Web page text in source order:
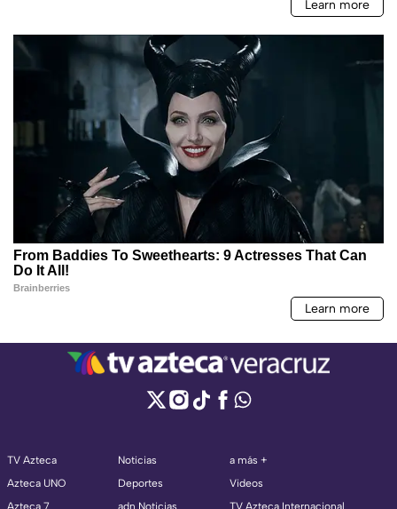
TV Azteca
Azteca UNO
Noticias
Deportes
a más +
Videos